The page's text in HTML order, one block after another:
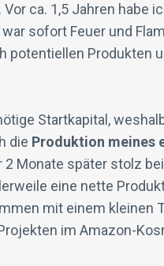
ca. 1,5 Jahren habe
sofort Feuer und
potentiellen Produkten
Startkapital,
die Produktion meines
2 Monate später stolz
eine nette
mit einem kleinen
im Amazon-